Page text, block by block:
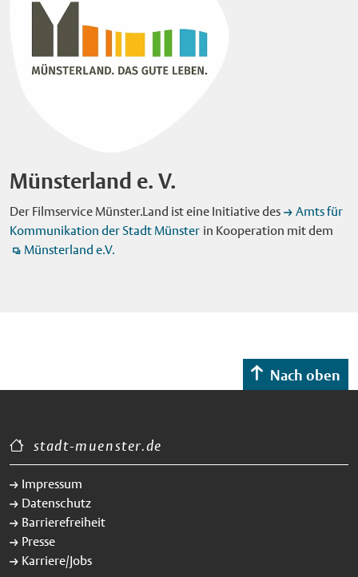
Münsterland e. V.
Der Filmservice Münster.Land ist eine Initiative des
Amts für
Kommunikation der Stadt Münster in Kooperation mit dem
Münsterland e.V.
Nach oben
stadt-muenster.de
Impressum
Datenschutz
Barrierefreiheit
Presse
Karriere/Jobs